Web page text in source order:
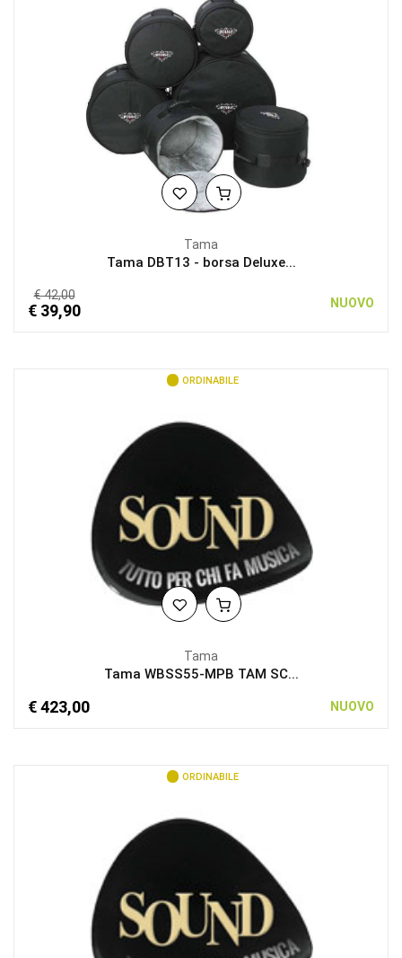
Tama
Tama DBT13 - borsa Deluxe...
€ 42,00
€ 39,90 NUOVO
ORDINABILE
Tama
Tama WBSS55-MPB TAM SC...
€ 423,00 NUOVO
ORDINABILE